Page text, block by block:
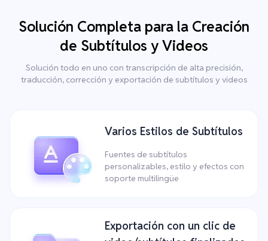
Solución Completa para la Creación
de Subtítulos y Videos
Solución todo en uno con transcripción de alta precisión,
traducción, corrección y exportación de subtítulos y videos
Varios Estilos de Subtítulos
Fuentes de subtítulos
personalizables, estilo y efectos con
soporte multilingüe
Exportación con un clic de